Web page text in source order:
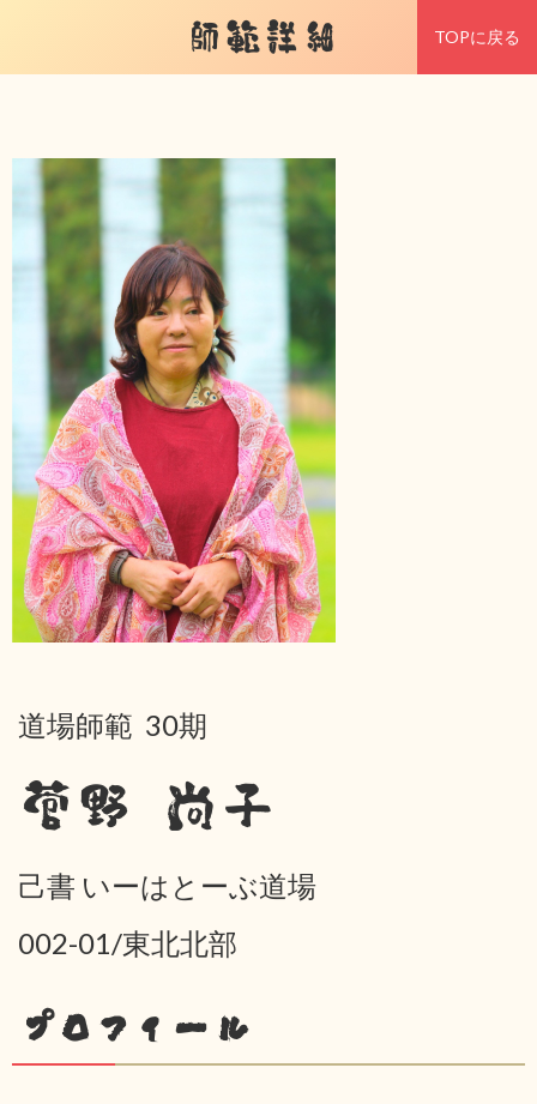
師範詳細 TOPに戻る
道場師範 30期
菅野 尚子
己書 いーはとーぶ道場
002-01/東北北部
プロフィール